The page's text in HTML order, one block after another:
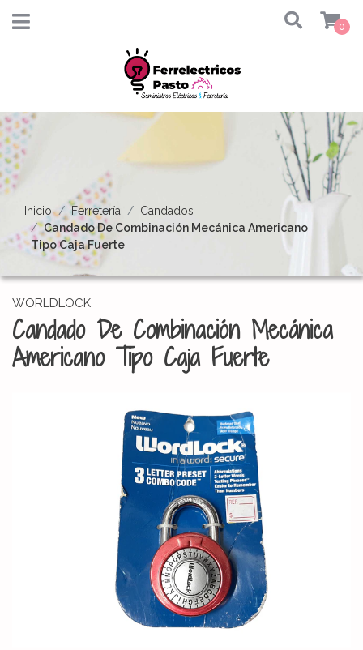
0
Inicio Ferretería
Candados
Candado De Combinación Mecánica Americano
Tipo Caja Fuerte
WORLDLOCK
Candado De Combinación Mecánica
Americano Tipo Caja Fuerte